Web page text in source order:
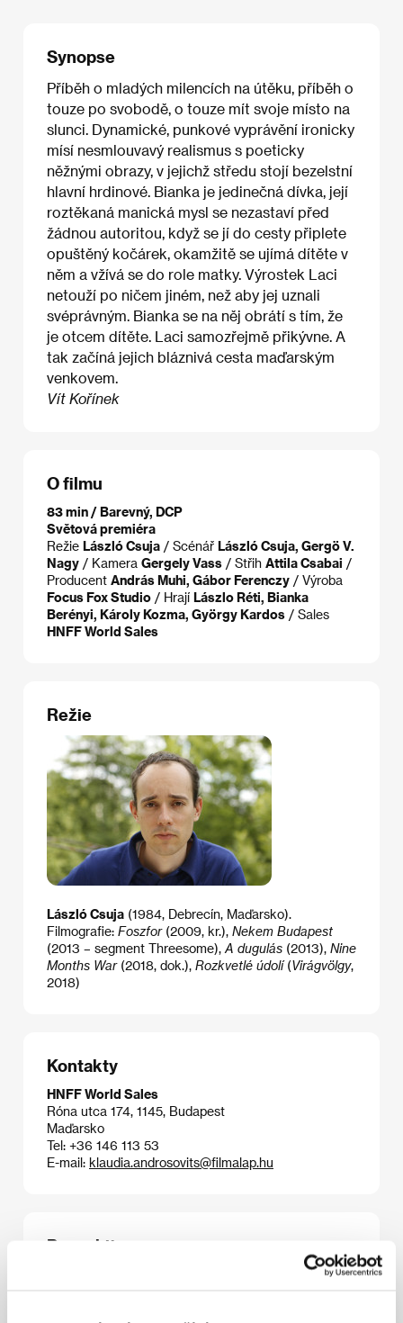
Synopse
Příběh o mladých milencích na útěku, příběh o
touze po svobodě, o touze mít svoje místo na
slunci. Dynamické, punkové vyprávění ironicky
mísí nesmlouvavý realismus s poeticky
něžnými obrazy, v jejichž středu stojí bezelstní
hlavní hrdinové. Bianka je jedinečná dívka, její
roztěkaná manická mysl se nezastaví před
žádnou autoritou, když se jí do cesty připlete
opuštěný kočárek, okamžitě se ujímá dítěte v
něm a vžívá se do role matky. Výrostek Laci
netouží po ničem jiném, než aby jej uznali
svéprávným. Bianka se na něj obrátí s tím, že
je otcem dítěte. Laci samozřejmě přikývne. A
tak začíná jejich bláznivá cesta maďarským
venkovem.
Vít Kořínek
O filmu
83 min / Barevný, DCP
Světová premiéra
Režie László Csuja / Scénář László Csuja, Gergö V.
Nagy / Kamera Gergely Vass / Střih Attila Csabai /
Producent András Muhi, Gábor Ferenczy / Výroba
Focus Fox Studio / Hrají Lászlo Réti, Bianka
Berényi, Károly Kozma, György Kardos / Sales
HNFF World Sales
Režie
László Csuja (1984, Debrecín, Maďarsko).
Filmografie: Foszfor(2009, kr.), Nekem Budapest
(2013 – segment Threesome), A dugulás (2013), Nine
Months War(2018, dok.), Rozkvetlé údolí(Virágvölgy,
2018)
Kontakty
HNFF World Sales
Róna utca 174, 1145, Budapest
Maďarsko
Tel: +36 146 113 53
E-mail: klaudia.androsovits@filmalap.hu
Press kit